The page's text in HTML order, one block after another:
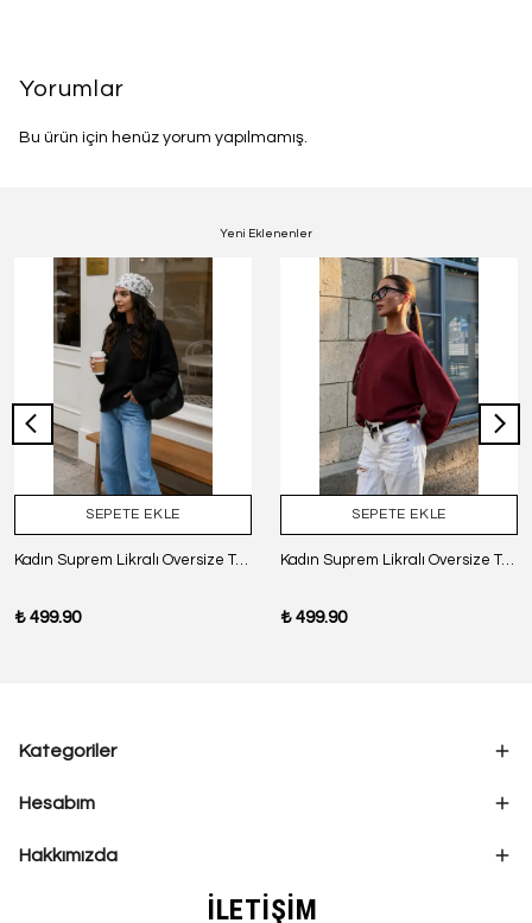
Yorumlar
Bu ürün için henüz yorum yapılmamış.
Yeni Eklenenler
SEPETE EKLE
Kadın Suprem Likralı Oversize T-Shirt - SİYAH
₺ 499.90
SEPETE EKLE
Kadın Suprem Likralı Oversize T-Shirt - BORDO
₺ 499.90
Kategoriler
Hesabım
Hakkımızda
İLETİŞİM